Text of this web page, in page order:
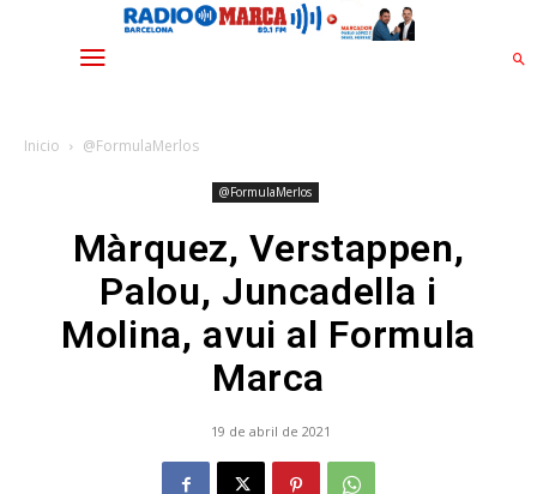
Inicio @FormulaMerlos
@FormulaMerlos
Màrquez, Verstappen,
Palou, Juncadella i
Molina, avui al Formula
Marca
19 de abril de 2021